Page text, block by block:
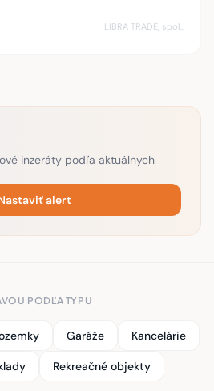
LIBRA TRADE, spol.s.r.o.
inzeráty podľa aktuálnych
alert
PODĽA TYPU
Garáže Kancelárie
Rekreačné objekty